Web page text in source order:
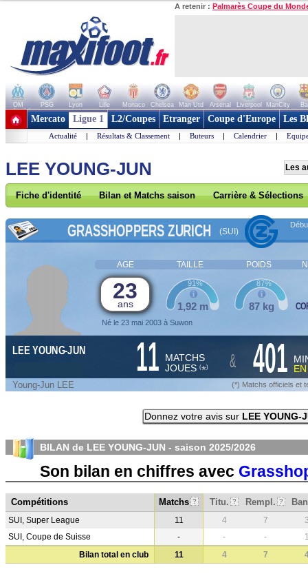
A retenir : Palmarès Coupe du
OM PSG Lyon Lille Monaco Chelsea Man Utd Arsenal Liverpool ManCity
+ de clubs
Mercato Ligue 1 L2/Coupes Etranger Coupe d'Europe Les
Actualité | Résultats & Classement | Buteurs | Calendrier |
LEE YOUNG-JUN Les
Fiche d'identité Bilan et Matchs saison Carrière & Sélections
GRASSHOPPERS ZURICH (SUI)
AGE TAILLE POIDS
23
ans
Né le 23 mai 2003 à Suwon
1,92 m
91%
87 kg
87%
LEE YOUNG-JUN 11 MATCHS
JOUES (*) & 401
Young-Jun LEE (*) Matchs officiels et
Donnez votre avis sur LEE YOUNG-
BILAN de LEE YOUNG-JUN - saison 2025/2026
Son bilan en chiffres avec
Compétitions Matchs ? Titu. ? Rempl. ?
SUI, Super League 11 4 7
SUI, Coupe de Suisse
- - -
Bilan total en club
11 4 7